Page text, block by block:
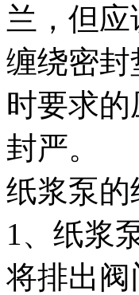
兰，但
缠绕密
时要求
封严。
纸浆泵的
1、纸浆
将排出